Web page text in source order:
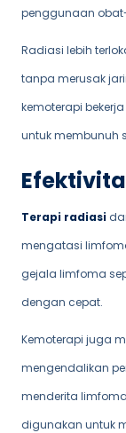
penggunaan
Radiasi lebih
tanpa merusak
kemoterapi
untuk membunuh
Terapi radiasi
mengatasi
gejala limfoma
dengan cepat.
Kemoterapi juga
mengendalikan
menderita
digunakan untuk